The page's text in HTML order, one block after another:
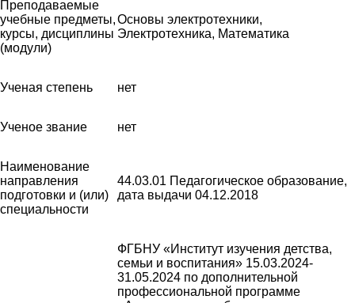
Преподаваемые
учебные предметы,
курсы, дисциплины
(модули)
Основы электротехники,
Электротехника, Математика
Ученая степень нет
Ученое звание нет
Наименование
направления
подготовки и (или)
специальности
44.03.01 Педагогическое образование,
дата выдачи 04.12.2018
ФГБНУ «Институт изучения детства,
семьи и воспитания» 15.03.2024-
31.05.2024 по дополнительной
профессиональной программе